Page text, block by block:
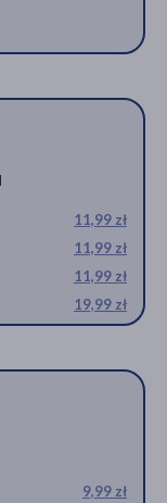
11,99 zł
11,99 zł
11,99 zł
19,99 zł
9,99 zł